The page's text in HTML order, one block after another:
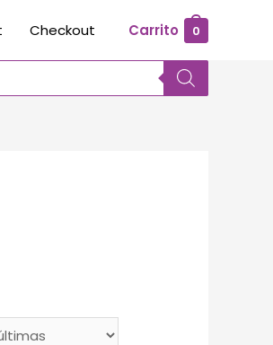
Checkout Carrito 0